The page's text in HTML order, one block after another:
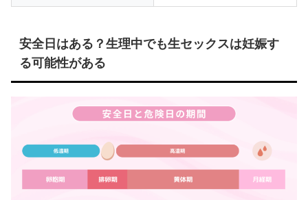
安全日はある？生理中でも生セックスは妊娠す
る可能性がある